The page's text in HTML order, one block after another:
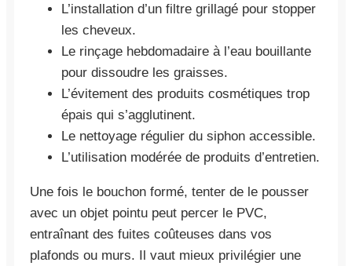
L’installation d’un filtre grillagé pour stopper
les cheveux.
Le rinçage hebdomadaire à l’eau bouillante
pour dissoudre les graisses.
L’évitement des produits cosmétiques trop
épais qui s’agglutinent.
Le nettoyage régulier du siphon accessible.
L’utilisation modérée de produits d’entretien.
Une fois le bouchon formé, tenter de le pousser
avec un objet pointu peut percer le PVC,
entraînant des fuites coûteuses dans vos
plafonds ou murs. Il vaut mieux privilégier une